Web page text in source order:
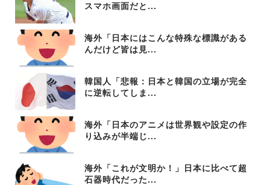
スマホ画面だと...
海外「日本にはこんな特殊な標識がある
んだけど皆は見...
韓国人「悲報：日本と韓国の立場が完全
に逆転してしま...
海外「日本のアニメは世界観や設定の作
り込みが半端じ...
海外「これが文明か！」日本に比べて超
石器時代だった...